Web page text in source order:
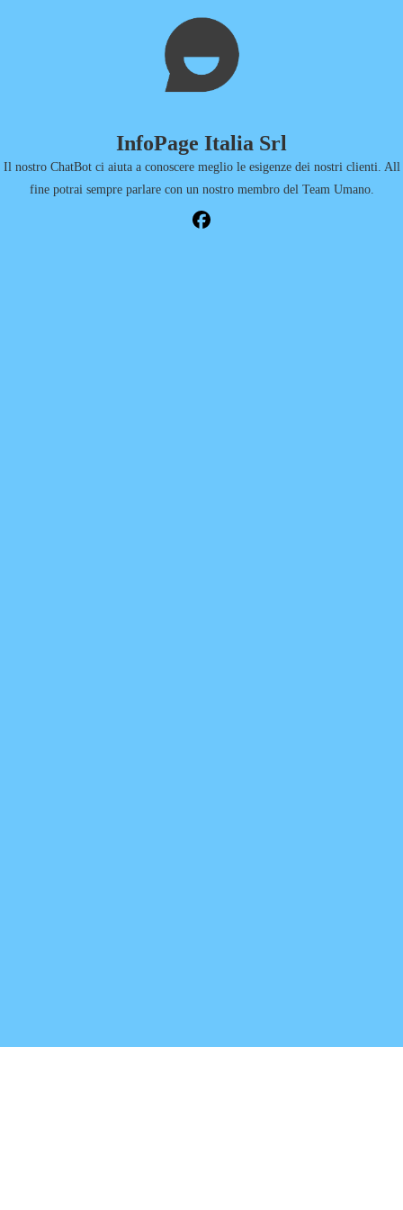
InfoPage Italia Srl
Il nostro ChatBot ci aiuta a conoscere meglio le esigenze dei nostri clienti. All
fine potrai sempre parlare con un nostro membro del Team Umano.